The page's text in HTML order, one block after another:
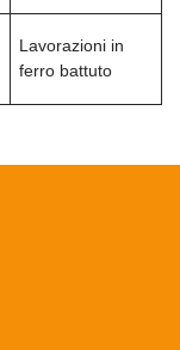
Lavorazioni in
ferro battuto